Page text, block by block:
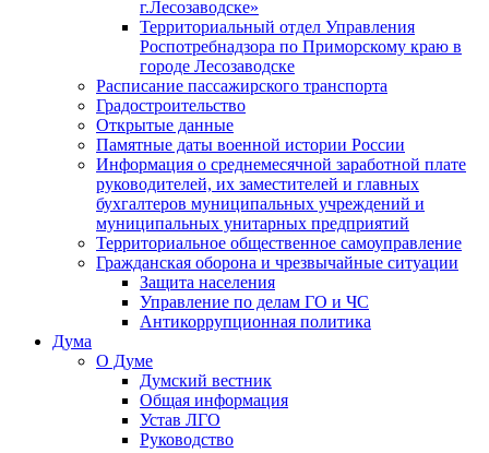
г.Лесозаводске»
Территориальный отдел Управления
Роспотребнадзора по Приморскому краю в
городе Лесозаводске
Расписание пассажирского транспорта
Градостроительство
Открытые данные
Памятные даты военной истории России
Информация о среднемесячной заработной плате
руководителей, их заместителей и главных
бухгалтеров муниципальных учреждений и
муниципальных унитарных предприятий
Территориальное общественное самоуправление
Гражданская оборона и чрезвычайные ситуации
Защита населения
Управление по делам ГО и ЧС
Антикоррупционная политика
Дума
О Думе
Думский вестник
Общая информация
Устав ЛГО
Руководство